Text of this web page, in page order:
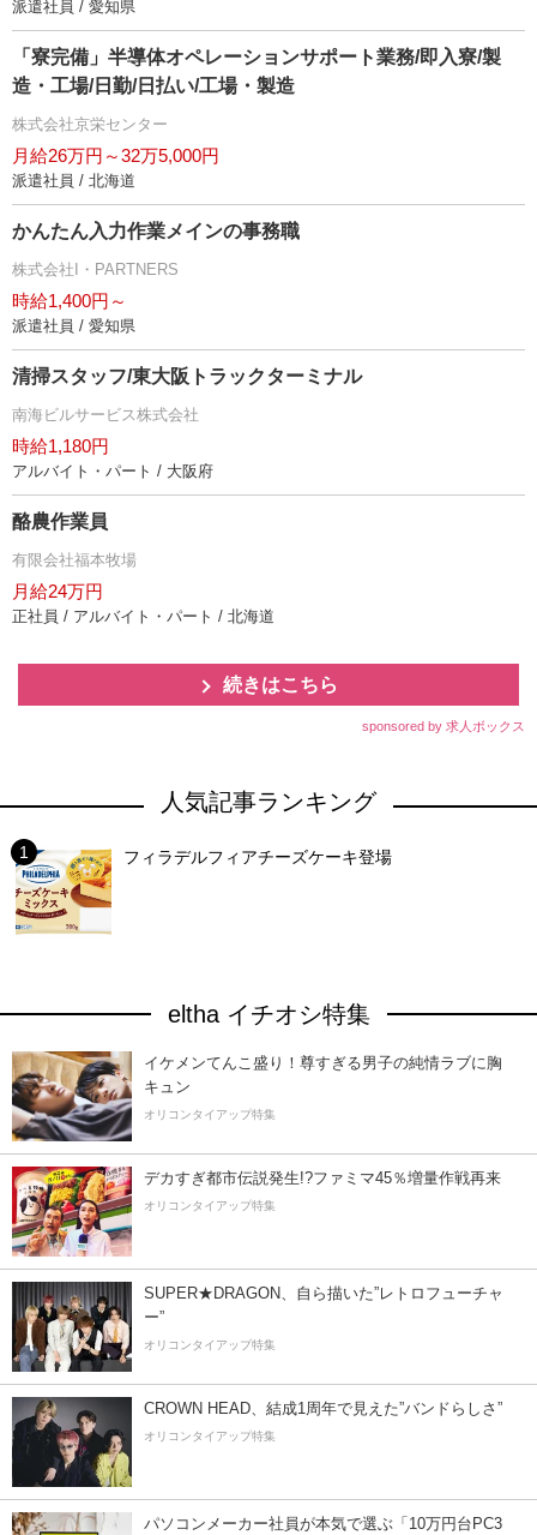
派遣社員 / 愛知県
「寮完備」半導体オペレーションサポート業務/即入寮/製
造・工場/日勤/日払い/工場・製造
株式会社京栄センター
月給26万円～32万5,000円
派遣社員 / 北海道
かんたん入力作業メインの事務職
株式会社I・PARTNERS
時給1,400円～
派遣社員 / 愛知県
清掃スタッフ/東大阪トラックターミナル
南海ビルサービス株式会社
時給1,180円
アルバイト・パート / 大阪府
酪農作業員
有限会社福本牧場
月給24万円
正社員 / アルバイト・パート / 北海道
続きはこちら
sponsored by 求人ボックス
人気記事ランキング
フィラデルフィアチーズケーキ登場
eltha イチオシ特集
イケメンてんこ盛り！尊すぎる男子の純情ラブに胸
キュン
オリコンタイアップ特集
デカすぎ都市伝説発生!?ファミマ45％増量作戦再来
オリコンタイアップ特集
SUPER★DRAGON、自ら描いた”レトロフューチャ
ー”
オリコンタイアップ特集
CROWN HEAD、結成1周年で見えた”バンドらしさ”
オリコンタイアップ特集
パソコンメーカー社員が本気で選ぶ「10万円台PC3